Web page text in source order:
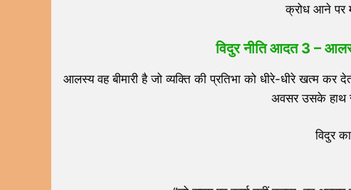
क्रोध आने पर
विदुर नीति आदत3 –
आलस्य वह बीमारी है जो व्यक्ति की प्रतिभा को धीरे-धीरे खत्म
अवसर उसके हाथ
विदुर